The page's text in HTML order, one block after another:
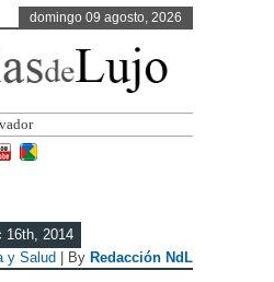
domingo 09 agosto, 2026
uno de los destinos
16th, 2014
y Salud | By Redacción NdL